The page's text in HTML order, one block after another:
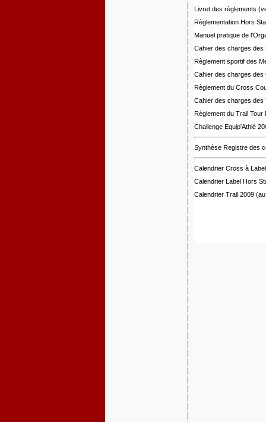
Livret des règlements
Règlementation Hors
Manuel pratique de
Cahier des charges des
Règlement sportif des
Cahier des charges des
Règlement du Cross
Cahier des charges des
Règlement du Trail Tour
Challenge Equip'Athlé
Synthèse Registre des
Calendrier Cross à
Calendrier Label Hors
Calendrier Trail 2009